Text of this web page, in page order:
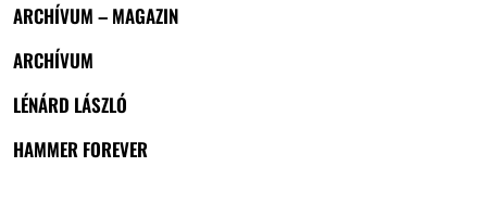
ARCHÍVUM – MAGAZIN
ARCHÍVUM
LÉNÁRD LÁSZLÓ
HAMMER FOREVER